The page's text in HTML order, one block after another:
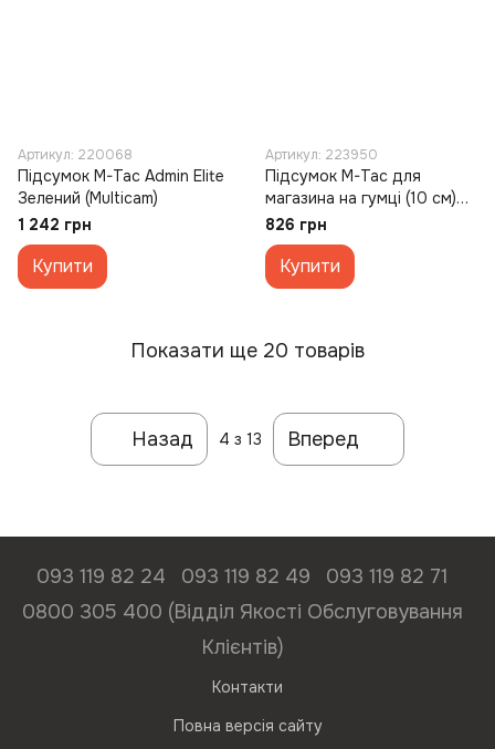
Артикул: 220068
Підсумок M-Tac Admin Elite
Зелений (Multicam)
1 242 грн
Купити
Артикул: 223950
Підсумок M-Tac для
магазина на гумці (10 см)
Laser Cut Коричневий
(Coyote)
826 грн
Купити
Показати ще 20 товарів
Назад 4 з 13 Вперед
093 119 82 24 093 119 82 49
093 119 82 71
0800 305 400 (Відділ Якості Обслуговування
Клієнтів)
Контакти
Повна версія сайту